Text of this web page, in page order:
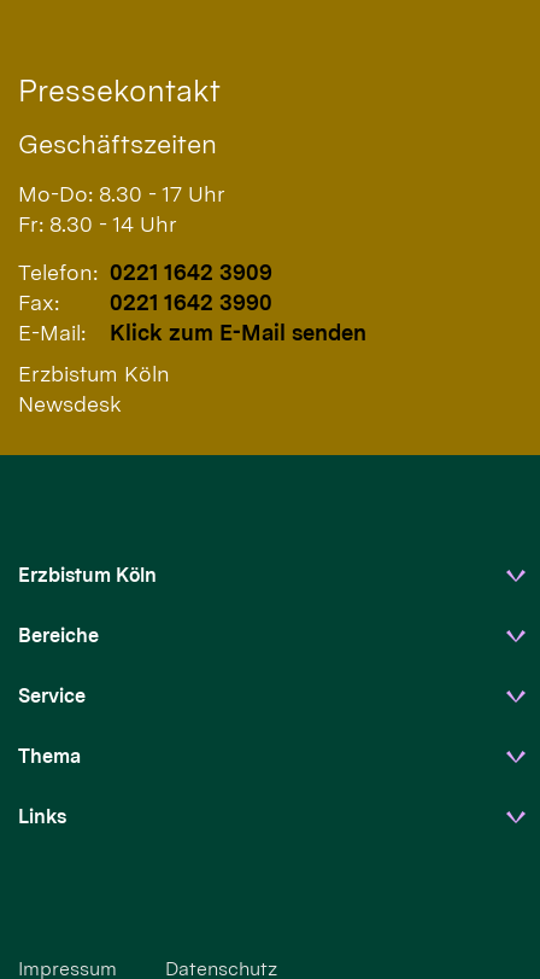
Pressekontakt
Geschäftszeiten
Mo-Do: 8.30 - 17 Uhr
Fr: 8.30 - 14 Uhr
Telefon: 0221 1642 3909
Fax:
0221 1642 3990
E-Mail:
Klick zum E-Mail senden
Erzbistum Köln
Newsdesk
Erzbistum Köln
Bereiche
Service
Thema
Links
Impressum Datenschutz